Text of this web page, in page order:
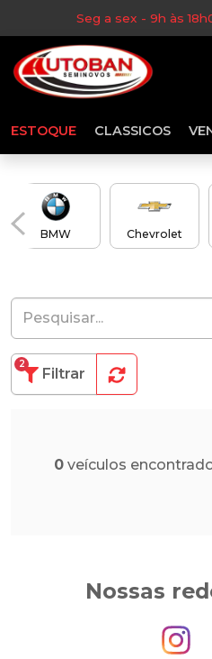
Seg a sex - 9h às
ESTOQUE CLASSICOS
BMW Chevrolet
Filtrar
2
0 veículos
Nossas